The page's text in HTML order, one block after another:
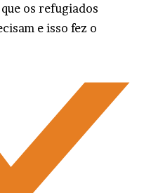
os refugiados
e isso fez o